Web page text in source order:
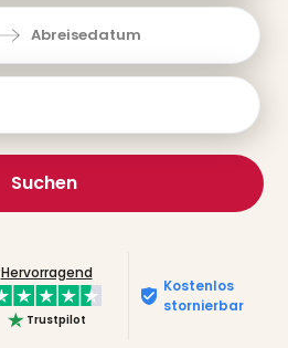
Abreisedatum
Suchen
Hervorragend
Trustpilot
Kostenlos
stornierbar